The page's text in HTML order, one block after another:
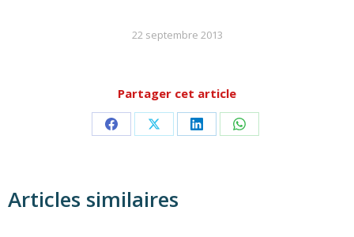
22 septembre 2013
Partager cet article
PartagerPartagerPartagerPartager
Articles similaires